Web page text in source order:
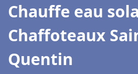
Chauffe eau
Chaffoteaux
Quentin